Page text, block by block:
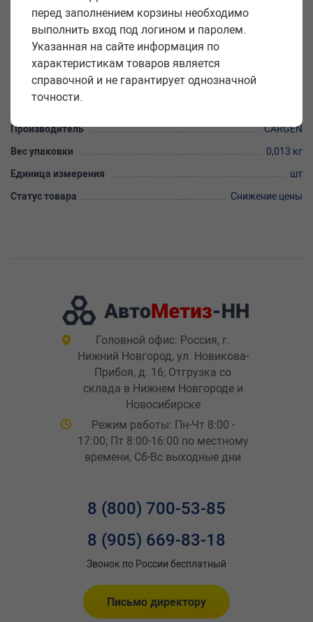
Код: 12405
Закажите товар колодка к форсунке Bosch с проводами
CARGEN на сайте «Автометиз-НН» оптом с доставкой по всей
России. Купить товар колодка к форсунке Bosch с проводами
CARGEN можно по цене 121.43 рублей (характеристики, фото,
описание).
Производитель
CARGEN
Вес упаковки
0,013 кг
Единица измерения
шт
Статус товара
Снижение цены
Головной офис: Россия, г.
Нижний Новгород, ул. Новикова-
Прибоя, д. 16; Отгрузка со
склада в Нижнем Новгороде и
Новосибирске
Режим работы: Пн-Чт 8:00 -
17:00; Пт 8:00-16:00 по местному
времени, Сб-Вс выходные дни
8 (800) 700-53-85
8 (905) 669-83-18
Звонок по России бесплатный
Письмо директору
перед заполнением корзины необходимо
выполнить вход под логином и паролем.
Указанная на сайте информация по
характеристикам товаров является
справочной и не гарантирует однозначной
точности.